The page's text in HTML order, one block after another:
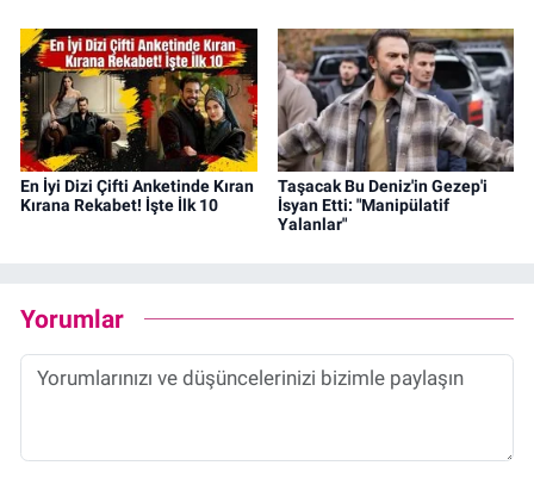
En İyi Dizi Çifti Anketinde Kıran
Kırana Rekabet! İşte İlk 10
Taşacak Bu Deniz'in Gezep'i
İsyan Etti: "Manipülatif
Yalanlar"
Yorumlar